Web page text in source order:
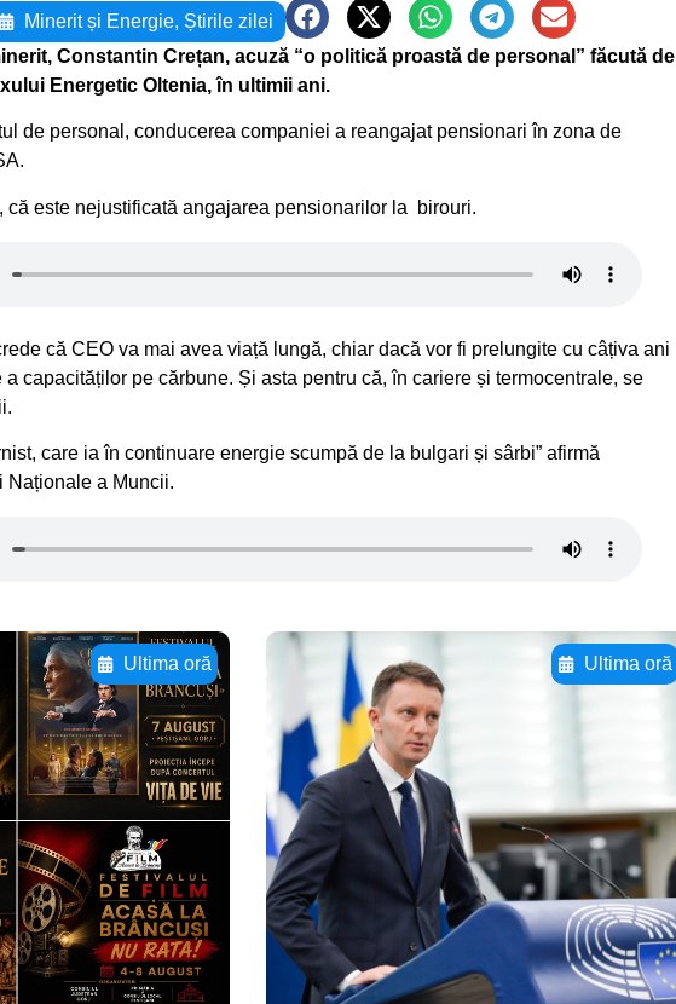
Minerit și Energie, Știrile zilei
Constantin Crețan, acuză “o politică proastă de personal” făcută de
Energetic Oltenia, în ultimii ani.
de personal, conducerea companiei a reangajat pensionari în zona de
că este nejustificată angajarea pensionarilor la birouri.
că CEO va mai avea viață lungă, chiar dacă vor fi prelungite cu câțiva ani
capacităților pe cărbune. Și asta pentru că, în cariere și termocentrale, se
care ia în continuare energie scumpă de la bulgari și sârbi” afirmă
Naționale a Muncii.
Ultima oră
textul
aici
aici
aici
subti
Ultima oră
Adaugă aici textul
pentru
subtitluAdaugă aici
textul pentru
subtitluAdaugă aici
textul pentru
subtitluAdaugă aici
textul pentru subti